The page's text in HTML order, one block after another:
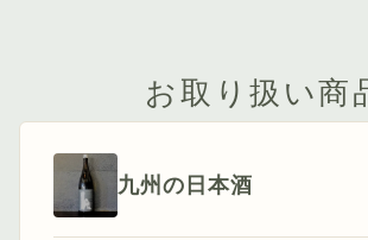
お取り扱い商
九州の日本酒